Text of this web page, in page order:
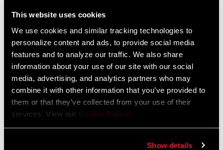
This website uses cookies
We use cookies and similar tracking technologies to
personalize content and ads, to provide social media
features and to analyze our traffic. We also share
information about your use of our site with our social
media, advertising, and analytics partners who may
combine it with other information that you’ve provided to
them or that they’ve collected from your use of their
services. View our Cookie Policy.
Show details
TECHNOLOGIE (FD) n/a
ZAHNSPRUNG VORNE
2026 SRAM Spare Parts Catalog
Sprache: English
72 MB
Kompatibilitätskarte
AXS Components Compatibility Map
353 KB